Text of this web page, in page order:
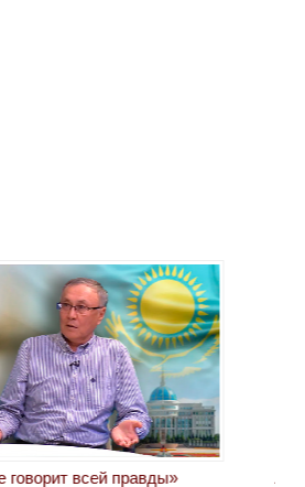
говорит всей правды»